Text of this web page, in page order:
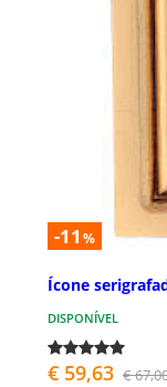
-11 %
Ícone
DISPONÍVEL
€ 59,63 €